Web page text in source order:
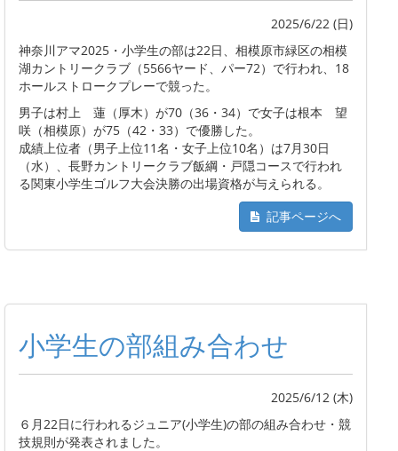
2025/6/22 (日)
神奈川アマ2025・小学生の部は22日、相模原市緑区の相模
湖カントリークラブ（5566ヤード、パー72）で行われ、18
ホールストロークプレーで競った。
男子は村上 蓮（厚木）が70（36・34）で女子は根本 望
咲（相模原）が75（42・33）で優勝した。
成績上位者（男子上位11名・女子上位10名）は7月30日
（水）、長野カントリークラブ飯綱・戸隠コースで行われ
る関東小学生ゴルフ大会決勝の出場資格が与えられる。
記事ページへ
小学生の部組み合わせ
2025/6/12 (木)
６月22日に行われるジュニア(小学生)の部の組み合わせ・競
技規則が発表されました。